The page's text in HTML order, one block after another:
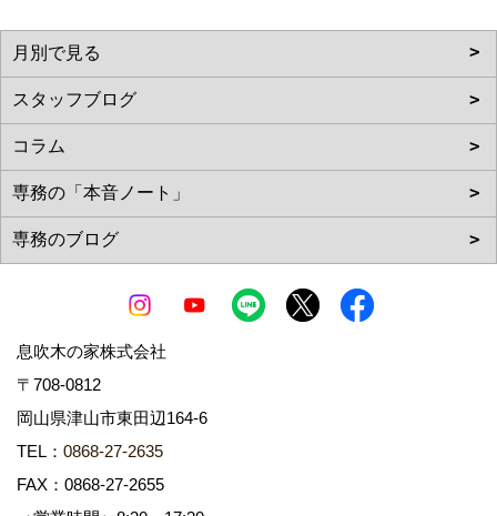
息吹木の家株式会社
〒708-0812
岡山県津山市東田辺164-6
TEL： 0868-27-2635
FAX：0868-27-2655